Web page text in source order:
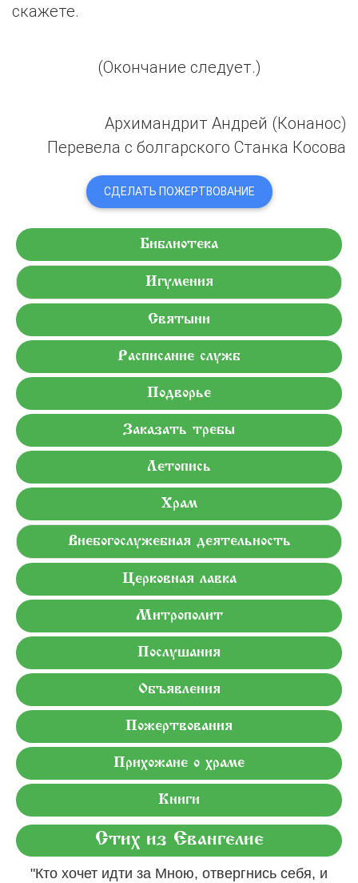
скажете.
(Окончание следует.)
Архимандрит Андрей (Конанос)
Перевела с болгарского Станка Косова
СДЕЛАТЬ ПОЖЕРТВОВАНИЕ
Библиотека
Игумения
Святыни
Расписание служб
Подворье
Заказать требы
Летопись
Храм
Внебогослужебная деятельность
Церковная лавка
Митрополит
Послушания
Объявления
Пожертвования
Прихожане о храме
Книги
Стих из Евангелие
"Кто хочет идти за Мною, отвергнись себя, и